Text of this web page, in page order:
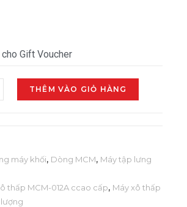
Gift Voucher
THÊM VÀO GIỎ HÀNG
máy khối, Dòng MCM, Máy tập lưng
thấp MCM-012A ccao cấp, Máy xô thấp
lượng